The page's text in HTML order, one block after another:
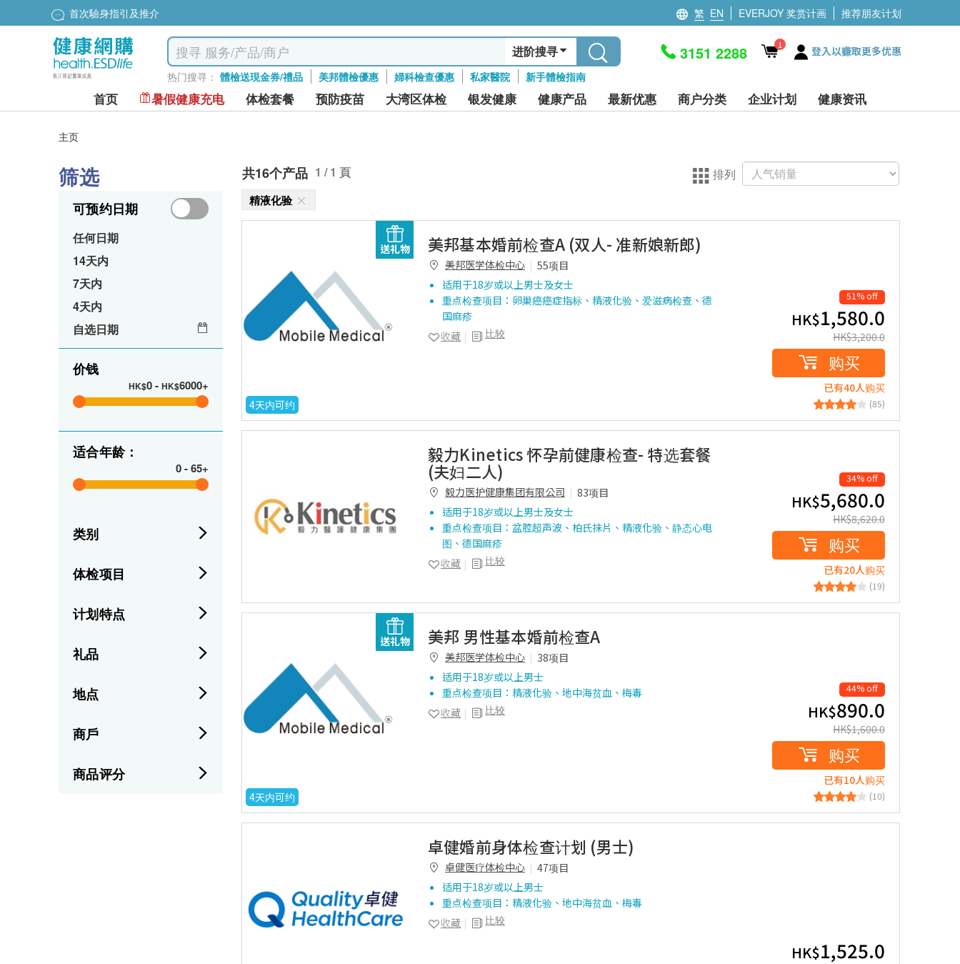
首次驗身指引及推介 繁 EN EVERJOY 奖赏计画 推荐朋友计划
进阶搜寻
热门搜寻： 體檢送現金券/禮品 美邦體檢優惠 婦科檢查優惠 私家醫院 新手體檢指南
3151 2288 1 登入以赚取更多优惠
首页 暑假健康充电 体检套餐 预防疫苗 大湾区体检 银发健康 健康产品 最新优惠 商户分类 企业计划 健康资讯
主页
筛选
可预约日期
任何日期
14天内
7天内
4天内
自选日期
价钱
HK$0- HK$6000+
适合年龄：
0-65+
类别
体检项目
计划特点
礼品
地点
商戶
商品评分
共16个产品 1 / 1 頁 排列
精液化验
送礼物
4天内可约
美邦基本婚前检查A (双人- 准新娘新郎)
美邦医学体检中心
55项目
适用于18岁或以上男士及女士
重点检查项目：卵巢癌癌症指标、精液化验、爱滋病检查、德
国麻疹
比较
收藏
51% off
HK$1,580.0
HK$3,200.0
购买
已有40人购买
(85)
毅力Kinetics 怀孕前健康检查- 特选套餐
(夫妇二人)
毅力医护健康集团有限公司
83项目
适用于18岁或以上男士及女士
重点检查项目：盆腔超声波、柏氏抹片、精液化验、静态心电
图、德国麻疹
比较
收藏
34% off
HK$5,680.0
HK$8,620.0
购买
已有20人购买
(19)
送礼物
4天内可约
美邦 男性基本婚前检查A
美邦医学体检中心
38项目
适用于18岁或以上男士
重点检查项目：精液化验、地中海贫血、梅毒
比较
收藏
44% off
HK$890.0
HK$1,600.0
购买
已有10人购买
(10)
卓健婚前身体检查计划 (男士)
卓健医疗体检中心
47项目
适用于18岁或以上男士
重点检查项目：精液化验、地中海贫血、梅毒
比较
收藏
HK$1,525.0